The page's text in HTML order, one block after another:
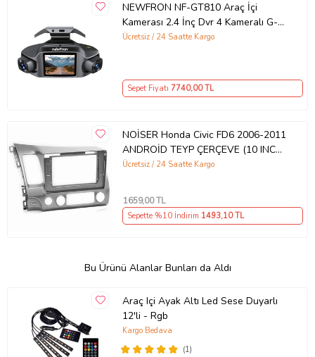
NEWFRON NF-GT810 Araç İçi
Kamerası 2.4 İnç Dvr 4 Kameralı G-
Sensörü
Ücretsiz / 24 Saatte Kargo
Sepet Fiyatı 7740,00 TL
NOİSER Honda Civic FD6 2006-2011
ANDROİD TEYP ÇERÇEVE (10 INCH)
- SOKET
Ücretsiz / 24 Saatte Kargo
1659,00 TL
Sepette %10 İndirim 1493,10 TL
Bu Ürünü Alanlar Bunları da Aldı
Araç Içi Ayak Altı Led Sese Duyarlı
12'li - Rgb
(1)
Kargo Bedava